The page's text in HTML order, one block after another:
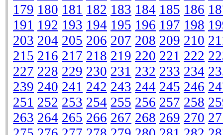
179 180 181 182 183 184 185 186
191 192 193 194 195 196 197 198
203 204 205 206 207 208 209 210
215 216 217 218 219 220 221 222
227 228 229 230 231 232 233 234
239 240 241 242 243 244 245 246
251 252 253 254 255 256 257 258
263 264 265 266 267 268 269 270